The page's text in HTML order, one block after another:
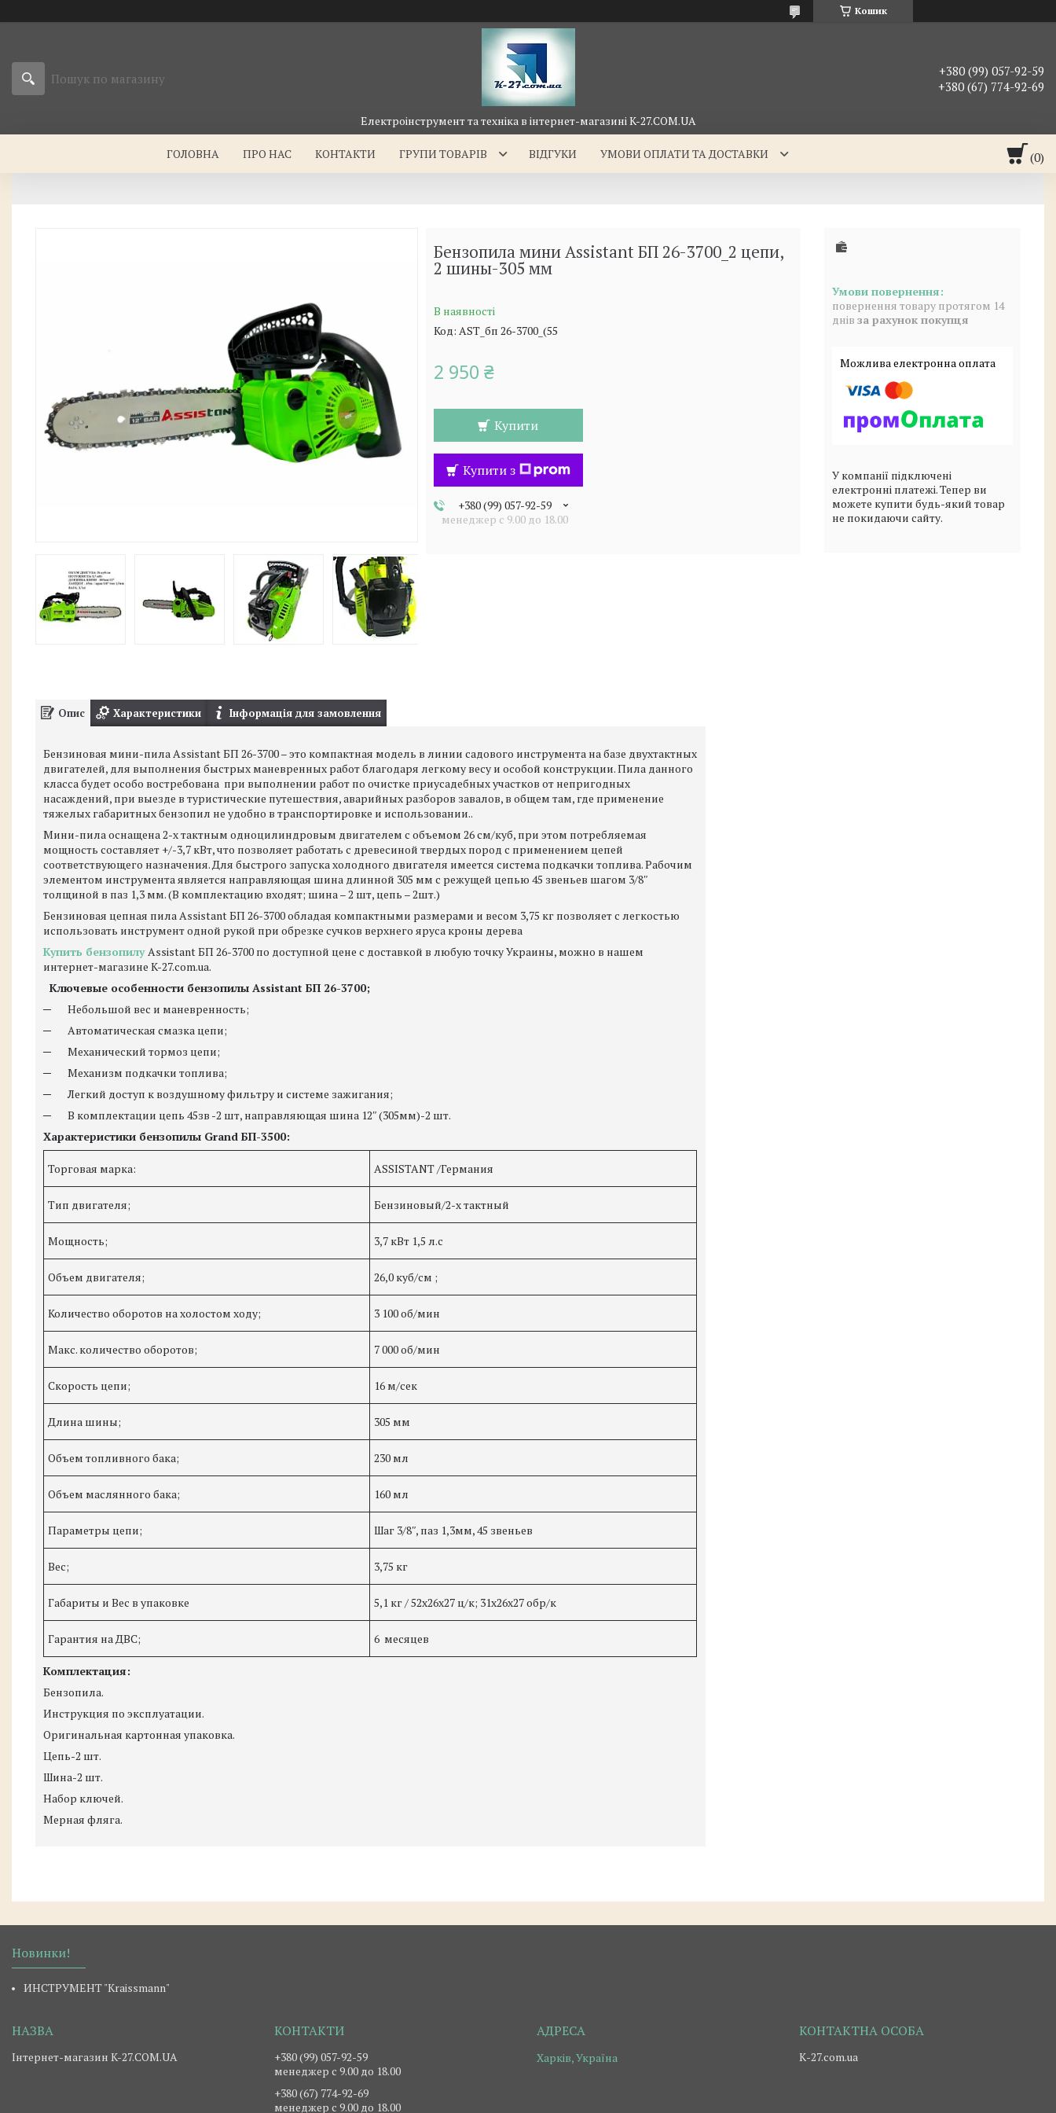
Кошик
Електроінструмент та техніка в інтернет-магазині K-27.COM.UA
+380 (99) 057-92-59
+380 (67) 774-92-69
ГОЛОВНА ПРО НАС КОНТАКТИ ГРУПИ ТОВАРІВ ВІДГУКИ УМОВИ ОПЛАТИ ТА ДОСТАВКИ
Бензопила мини Assistant БП 26-3700_2 цепи,
2 шины-305 мм
В наявності
Код: AST_бп 26-3700_(55
2 950 ₴
Купити
Купити з
+380 (99) 057-92-59
менеджер c 9.00 до 18.00
повернення товару протягом 14
днів за рахунок покупця
У компанії підключені
електронні платежі. Тепер ви
можете купити будь-який товар
не покидаючи сайту.
Опис Характеристики Інформація для замовлення
Бензиновая мини-пила Assistant БП 26-3700 – это компактная модель в линии садового инструмента на базе двухтактных
двигателей, для выполнения быстрых маневренных работ благодаря легкому весу и особой конструкции. Пила данного
класса будет особо востребована при выполнении работ по очистке приусадебных участков от непригодных
насаждений, при выезде в туристические путешествия, аварийных разборов завалов, в общем там, где применение
тяжелых габаритных бензопил не удобно в транспортировке и использовании..
Мини-пила оснащена 2-х тактным одноцилиндровым двигателем с объемом 26 см/куб, при этом потребляемая
мощность составляет +/-3,7 кВт, что позволяет работать с древесиной твердых пород с применением цепей
соответствующего назначения. Для быстрого запуска холодного двигателя имеется система подкачки топлива. Рабочим
элементом инструмента является направляющая шина длинной 305 мм с режущей цепью 45 звеньев шагом 3/8ʺ
толщиной в паз 1,3 мм. (В комплектацию входят; шина – 2 шт, цепь – 2шт.)
Бензиновая цепная пила Assistant БП 26-3700 обладая компактными размерами и весом 3,75 кг позволяет с легкостью
использовать инструмент одной рукой при обрезке сучков верхнего яруса кроны дерева
Купить бензопилу Assistant БП 26-3700 по доступной цене с доставкой в любую точку Украины, можно в нашем
интернет-магазине K-27.com.ua.
Ключевые особенности бензопилы Assistant БП 26-3700;
─ Небольшой вес и маневренность;
─ Автоматическая смазка цепи;
─ Механический тормоз цепи;
─ Механизм подкачки топлива;
─ Легкий доступ к воздушному фильтру и системе зажигания;
─ В комплектации цепь 45зв -2 шт, направляющая шина 12ʺ (305мм)-2 шт.
Характеристики бензопилы Grand БП-3500:
Торговая марка: ASSISTANT /Германия
Тип двигателя; Бензиновый/2-х тактный
Мощность; 3,7 кВт 1,5 л.с
Объем двигателя; 26,0 куб/см ;
Количество оборотов на холостом ходу; 3 100 об/мин
Макс. количество оборотов; 7 000 об/мин
Скорость цепи; 16 м/сек
Длина шины; 305 мм
Объем топливного бака; 230 мл
Объем маслянного бака; 160 мл
Параметры цепи; Шаг 3/8ʺ, паз 1,3мм, 45 звеньев
Вес; 3,75 кг
Габариты и Вес в упаковке 5,1 кг / 52х26х27 ц/к; 31х26х27 обр/к
Гарантия на ДВС; 6 месяцев
Комплектация:
Бензопила.
Инструкция по эксплуатации.
Оригинальная картонная упаковка.
Цепь-2 шт.
Шина-2 шт.
Набор ключей.
Мерная фляга.
Новинки!
ИНСТРУМЕНТ "Kraissmann"
Інтернет-магазин K-27.COM.UA
+380 (99) 057-92-59
менеджер c 9.00 до 18.00
+380 (67) 774-92-69
менеджер c 9.00 до 18.00
Харків, Україна К-27.com.ua